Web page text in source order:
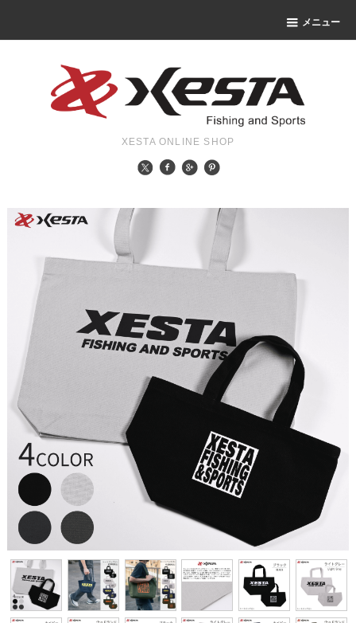
メニュー
XESTA ONLINE SHOP